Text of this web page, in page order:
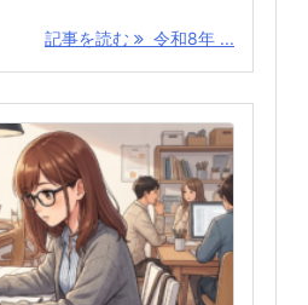
記事を読む 令和8年 ...